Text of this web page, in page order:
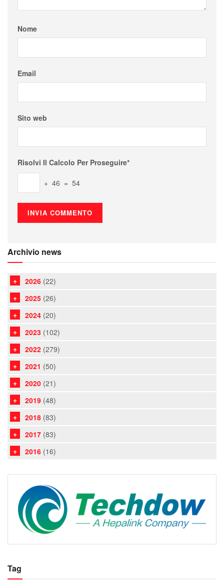
Nome
Email
Sito web
Risolvi Il Calcolo Per Proseguire*
+ 46 = 54
Archivio news
2026 (22)
2025 (26)
2024 (20)
2023 (102)
2022 (279)
2021 (50)
2020 (21)
2019 (48)
2018 (83)
2017 (83)
2016 (16)
Tag